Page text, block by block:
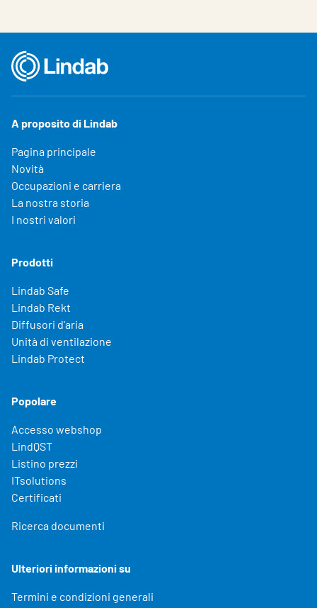
A proposito di Lindab
Pagina principale
Novità
Occupazioni e carriera
La nostra storia
I nostri valori
Prodotti
Lindab Safe
Lindab Rekt
Diffusori d'aria
Unità di ventilazione
Lindab Protect
Popolare
Accesso webshop
LindQST
Listino prezzi
ITsolutions
Certificati
Ricerca documenti
Ulteriori informazioni su
Termini e condizioni generali